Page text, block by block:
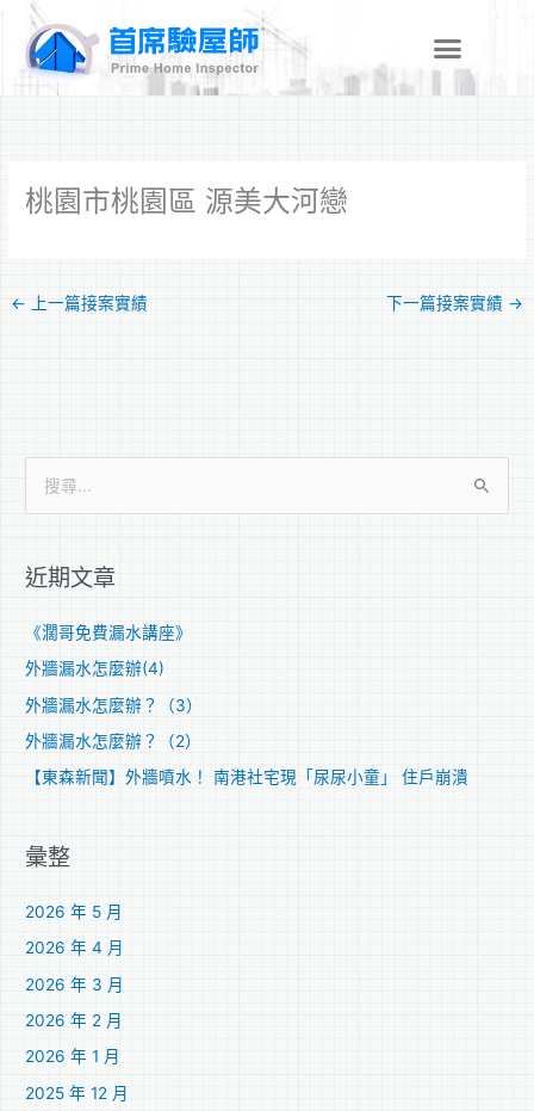
桃園市桃園區 源美大河戀
← 上一篇接案實績 下一篇接案實績 →
鍵
近期文章
《濶哥免費漏水講座》
外牆漏水怎麼辦(4)
外牆漏水怎麼辦？（3）
外牆漏水怎麼辦？（2）
【東森新聞】外牆噴水！ 南港社宅現「尿尿小童」 住戶崩潰
彙整
2026 年 5 月
2026 年 4 月
2026 年 3 月
2026 年 2 月
2026 年 1 月
2025 年 12 月